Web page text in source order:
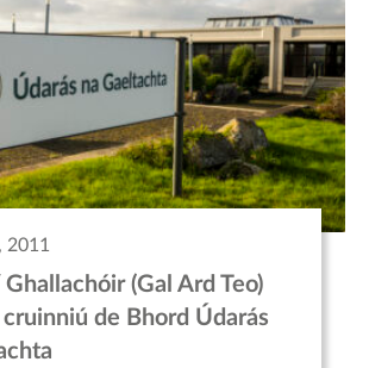
2011
Ghallachóir (Gal Ard Teo)
de Bhord Údarás